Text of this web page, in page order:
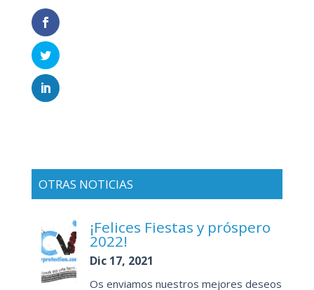
OTRAS NOTICIAS
¡Felices Fiestas y próspero
2022!
Dic 17, 2021
Os enviamos nuestros mejores deseos